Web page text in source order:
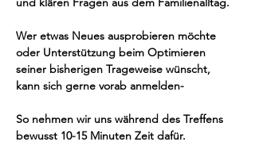
Wer etwas Neues ausprobieren möchte
oder Unterstützung beim Optimieren
seiner bisherigen Trageweise wünscht,
kann sich gerne vorab anmelden-
So nehmen wir uns während des Treffens
bewusst 10-15 Minuten Zeit dafür.